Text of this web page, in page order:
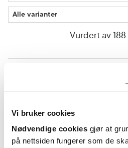
Vi bruker cookies
Nødvendige cookies gjør at
på nettsiden fungerer som de
Vurdert av
Fikk hudsykdommen etter Føtsel.
hele livet 🫩